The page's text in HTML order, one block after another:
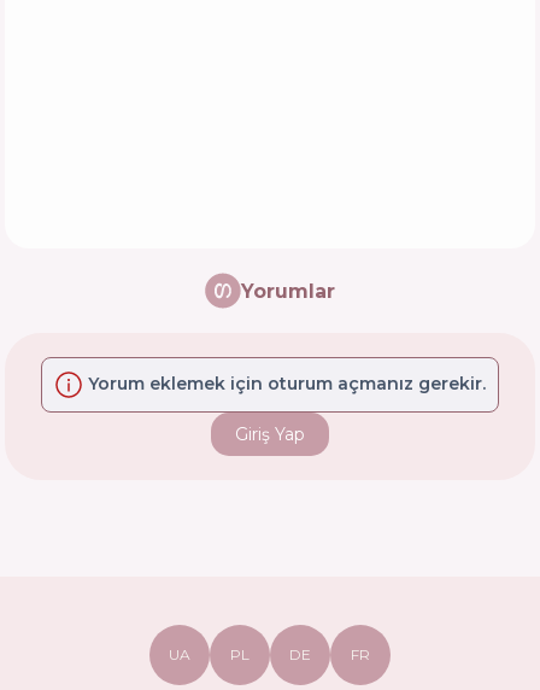
Yorumlar
Yorum eklemek için oturum açmanız gerekir.
Giriş Yap
UA PL DE FR